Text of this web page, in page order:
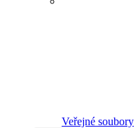
Veřejné soubory